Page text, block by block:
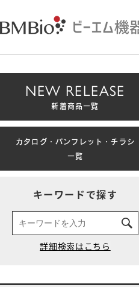
NEW RELEASE
新着商品一覧
カタログ・パンフレット・チラシ
一覧
キーワードで探す